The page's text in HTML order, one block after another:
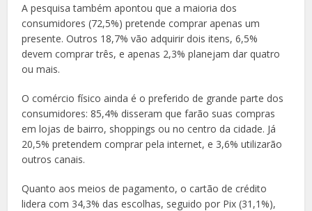
A pesquisa também apontou que a maioria dos
consumidores (72,5%) pretende comprar apenas um
presente. Outros 18,7% vão adquirir dois itens, 6,5%
devem comprar três, e apenas 2,3% planejam dar quatro
ou mais.
O comércio físico ainda é o preferido de grande parte dos
consumidores: 85,4% disseram que farão suas compras
em lojas de bairro, shoppings ou no centro da cidade. Já
20,5% pretendem comprar pela internet, e 3,6% utilizarão
outros canais.
Quanto aos meios de pagamento, o cartão de crédito
lidera com 34,3% das escolhas, seguido por Pix (31,1%),